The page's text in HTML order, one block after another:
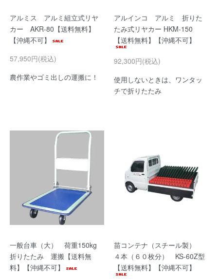
アルミス アルミ組立式リヤ
カー AKR-80【送料無料】
【沖縄不可】
57,950円(税込)
農作業やゴミ出しの運搬に！
アルインコ アルミ 折りた
たみ式リヤカー HKM-150
【送料無料】【沖縄不可】
92,300円(税込)
使用しないときは、ワンタッ
チで折りたたみ
一般台車（大） 荷重150kg
折りたたみ 運搬【送料無
料】【沖縄不可】
苗コンテナ（スチール製）
４本（６０枚分） KS-60Z型
【送料無料】【沖縄不可】